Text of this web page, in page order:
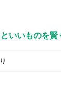
いいものを